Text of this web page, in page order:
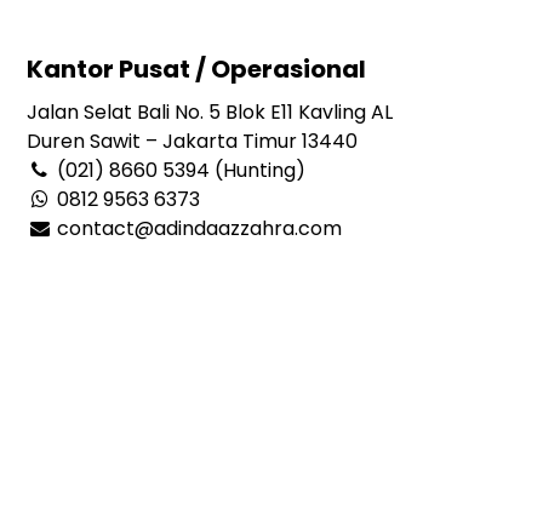
Kantor Pusat / Operasional
Jalan Selat Bali No. 5 Blok E11 Kavling AL
Duren Sawit – Jakarta Timur 13440
(021) 8660 5394 (Hunting)
0812 9563 6373
contact@adindaazzahra.com